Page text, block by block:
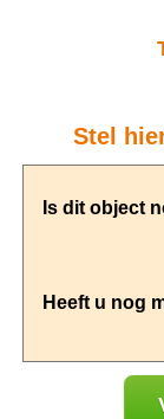
Stel